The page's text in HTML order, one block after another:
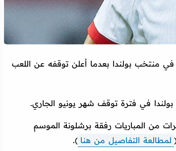
في منتخب بولندا بعدما أعلن توقفه عن اللعب
في فترة توقف شهر يونيو الجاري.
من المباريات رفقة برشلونة الموسم
لمطالعة التفاصيل من هنا ).